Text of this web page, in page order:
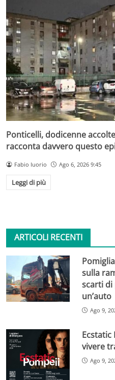
Ponticelli, dodicenne
racconta davvero questo
Fabio Iuorio Ago 6, 2026 9:45
Leggi di più
ARTICOLI RECENTI
sulla
scarti di
un’auto
Ago 9,
Ecstatic
vivere
Ago 9,